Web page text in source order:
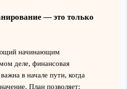
— это только
начинающим
деле, финансовая
в начале пути, когда
План позволяет: